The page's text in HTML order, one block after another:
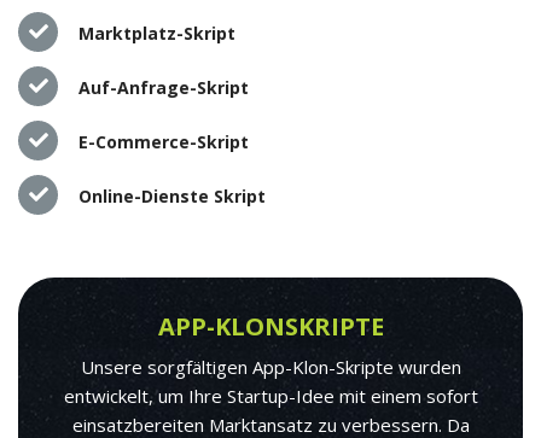
Marktplatz-Skript
Auf-Anfrage-Skript
E-Commerce-Skript
Online-Dienste Skript
APP-KLONSKRIPTE
Unsere sorgfältigen App-Klon-Skripte wurden
entwickelt, um Ihre Startup-Idee mit einem sofort
einsatzbereiten Marktansatz zu verbessern. Da